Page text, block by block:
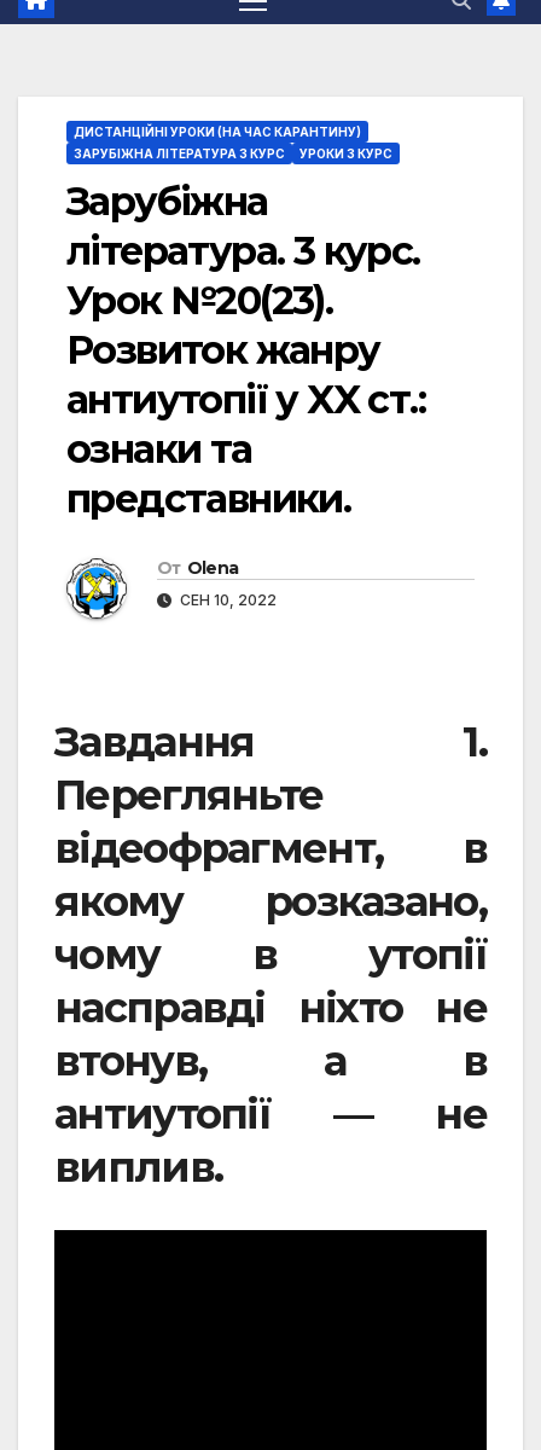
ДИСТАНЦІЙНІ УРОКИ (НА ЧАС КАРАНТИНУ)
ЗАРУБІЖНА ЛІТЕРАТУРА 3 КУРС
УРОКИ 3 КУРС
Зарубіжна
література. 3 курс.
Урок №20(23).
Розвиток жанру
антиутопії у XX ст.:
ознаки та
представники.
От Olena
СЕН 10, 2022
Завдання 1.
Перегляньте
відеофрагмент, в
якому розказано,
чому в утопії
насправді ніхто не
втонув, а в
антиутопії — не
виплив.